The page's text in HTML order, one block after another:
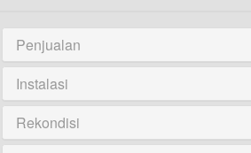
Penjualan
Instalasi
Rekondisi